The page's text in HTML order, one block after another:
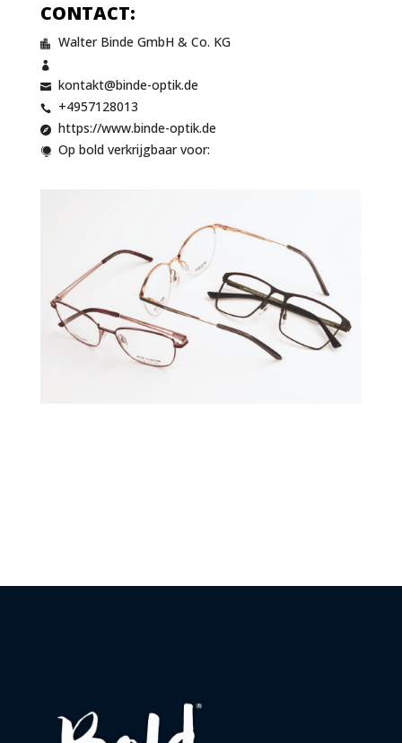
CONTACT:
 Walter Binde GmbH & Co. KG


kontakt@binde-optik.de
 +4957128013
 https://www.binde-optik.de
 Op bold verkrijgbaar voor: